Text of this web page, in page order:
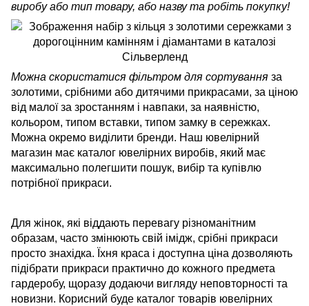
виробу або тип товару, або назву та робіть покупку!
Можна скористатися фільтром для сортування за
золотими, срібними або дитячими прикрасами, за ціною
від малої за зростанням і навпаки, за наявністю,
кольором, типом вставки, типом замку в сережках.
Можна окремо виділити бренди. Наш ювелірний
магазин має каталог ювелірних виробів, який має
максимально полегшити пошук, вибір та купівлю
потрібної прикраси.
Для жінок, які віддають перевагу різноманітним
образам, часто змінюють свій імідж, срібні прикраси
просто знахідка. Їхня краса і доступна ціна дозволяють
підібрати прикраси практично до кожного предмета
гардеробу, щоразу додаючи вигляду неповторності та
новизни. Корисний буде каталог товарів ювелірних